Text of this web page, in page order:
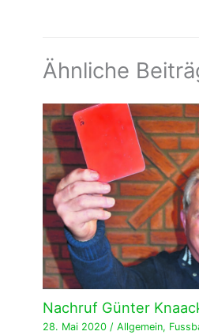
Ähnliche
Nachruf Günter
28. Mai 2020/Allgemein,